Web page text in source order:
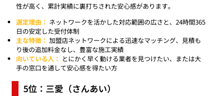
性が高く、累計実績に裏打ちされた安心感があります。
選定理由： ネットワークを活かした対応範囲の広さと、24時間365
日の安定した受付体制
主な特徴： 加盟店ネットワークによる迅速なマッチング、見積も
り後の追加料金なし、豊富な施工実績
向いている人： とにかく早く動ける業者を見つけたい、または大
手の窓口を通して安心感を得たい方
5位：三愛（さんあい）